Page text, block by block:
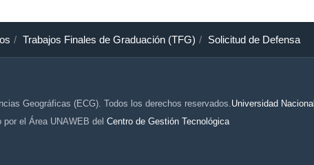
Trabajos Finales de Graduación (TFG) Solicitud de Defensa
Geográficas (ECG). Todos los derechos reservados. Universidad Nacional.
el Área UNAWEB del Centro de Gestión Tecnológica